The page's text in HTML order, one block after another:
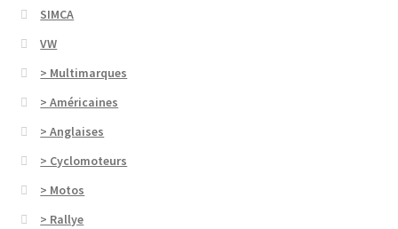
SIMCA
VW
> Multimarques
> Américaines
> Anglaises
> Cyclomoteurs
> Motos
> Rallye